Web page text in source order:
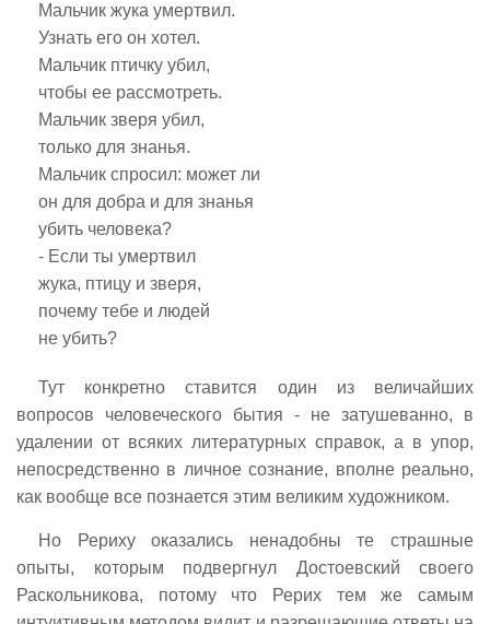
Мальчик жука умертвил.
Узнать его он хотел.
Мальчик птичку убил,
чтобы ее рассмотреть.
Мальчик зверя убил,
только для знанья.
Мальчик спросил: может ли
он для добра и для знанья
убить человека?
- Если ты умертвил
жука, птицу и зверя,
почему тебе и людей
не убить?
Тут конкретно ставится один из величайших
вопросов человеческого бытия - не затушеванно, в
удалении от всяких литературных справок, а в упор,
непосредственно в личное сознание, вполне реально,
как вообще все познается этим великим художником.
Но Рериху оказались ненадобны те страшные
опыты, которым подвергнул Достоевский своего
Раскольникова, потому что Рерих тем же самым